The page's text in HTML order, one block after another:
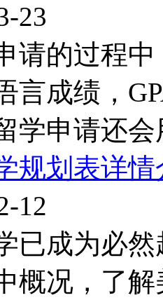
23
请的过程
言成绩，
学申请还
规划表详情
12
已成为必
概况，了